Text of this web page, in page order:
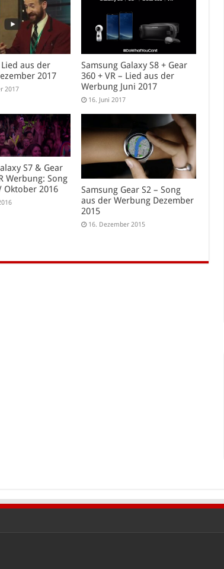
aus der
2017
2017
Samsung Galaxy S8 + Gear
360 + VR – Lied aus der
Werbung Juni 2017
16. Juni 2017
S7 & Gear
Werbung: Song
Oktober 2016
Samsung Gear S2 – Song
aus der Werbung Dezember
2015
16. Dezember 2015